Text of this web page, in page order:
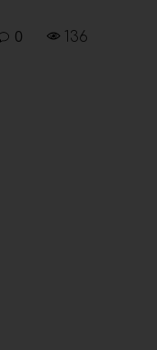
0 136